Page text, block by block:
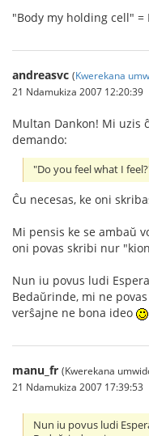
"Body my holding cell" =
andreasvc (Kwerekana
21 Ndamukiza 2007 12:20:39
Multan Dankon! Mi uzis
demando:
"Do you feel what I
Ĉu necesas, ke oni
Mi pensis ke se ambaŭ
oni povas skribi nur
Nun iu povus ludi
Bedaŭrinde, mi ne
verŝajne ne bona ideo
manu_fr (Kwerekana
21 Ndamukiza 2007 17:39:53
Nun iu povus ludi